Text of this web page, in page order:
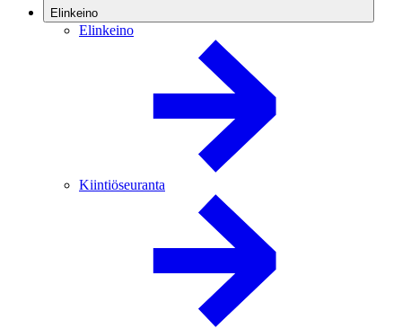
Elinkeino
Elinkeino
Kiintiöseuranta